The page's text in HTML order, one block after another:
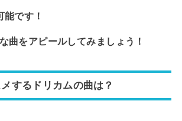
です！
曲をアピールしてみましょう！
するドリカムの曲は？